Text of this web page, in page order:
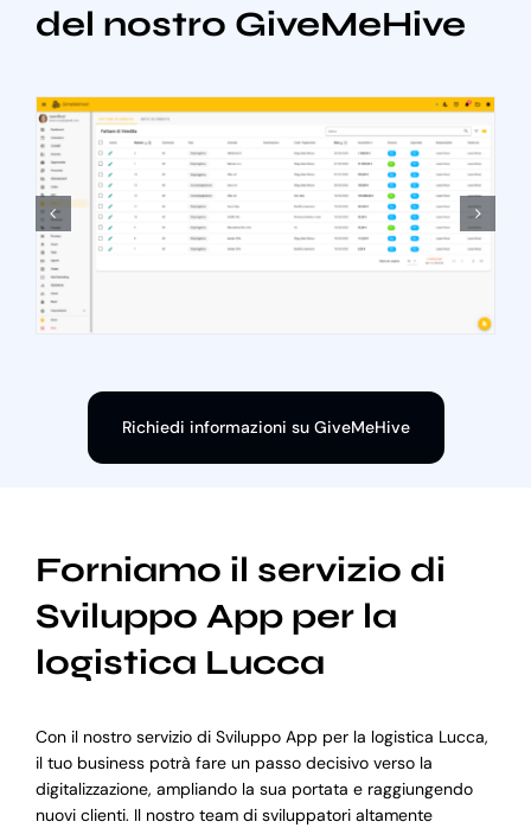
del nostro GiveMeHive
Richiedi informazioni su GiveMeHive
Forniamo il servizio di
Sviluppo App per la
logistica Lucca
Con il nostro servizio di Sviluppo App per la logistica Lucca,
il tuo business potrà fare un passo decisivo verso la
digitalizzazione, ampliando la sua portata e raggiungendo
nuovi clienti. Il nostro team di sviluppatori altamente